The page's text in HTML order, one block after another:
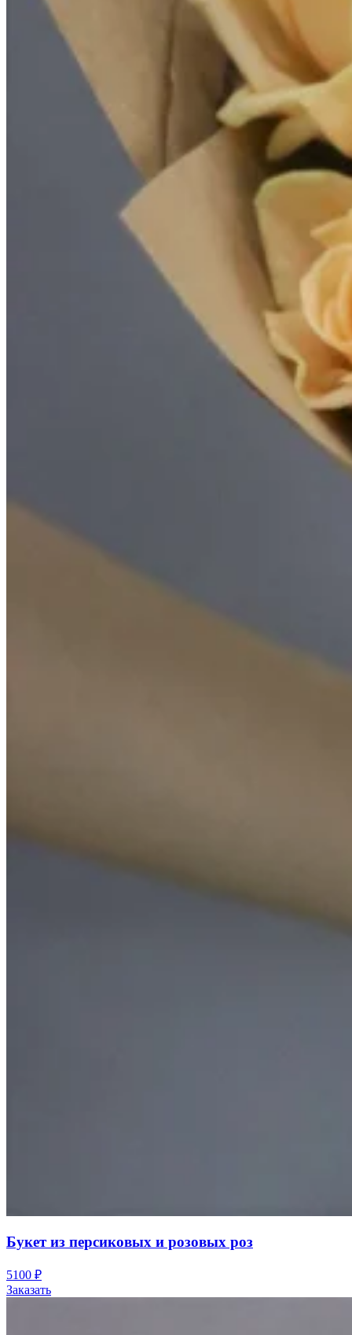
Букет из персиковых и розовых роз
5100 ₽
Заказать